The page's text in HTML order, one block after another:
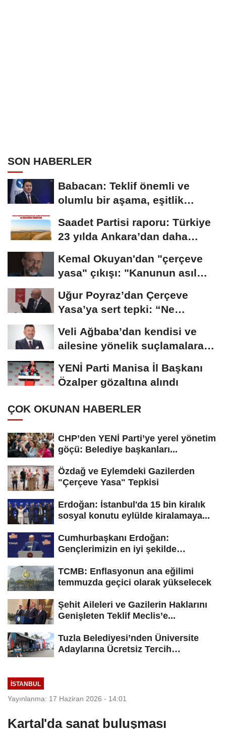
SON HABERLER
Babacan: Teklif önemli ve
olumlu bir aşama, eşitlik
Saadet Partisi raporu: Türkiye
23 yılda Ankara’dan daha
Kemal Okuyan'dan "çerçeve
yasa" çıkışı: "Kanunun asıl
Uğur Poyraz’dan Çerçeve
Yasa’ya sert tepki: “Ne
Veli Ağbaba’dan kendisi ve
ailesine yönelik suçlamalara
tepki: “Bir...
YENİ Parti Manisa İl Başkanı
Özalper gözaltına alındı
ÇOK OKUNAN HABERLER
CHP’den YENİ Parti’ye yerel yönetim
göçü: Belediye başkanları...
Özdağ ve Eylemdeki Gazilerden
"Çerçeve Yasa" Tepkisi
Erdoğan: İstanbul'da 15 bin kiralık
sosyal konutu eylülde kiralamaya...
Cumhurbaşkanı Erdoğan:
Gençlerimizin en iyi şekilde
TCMB: Enflasyonun ana eğilimi
temmuzda geçici olarak yükselecek
Şehit Aileleri ve Gazilerin Haklarını
Genişleten Teklif Meclis’e...
Tuzla Belediyesi’nden Üniversite
Adaylarına Ücretsiz Tercih
İSTANBUL
Yayınlanma: 17 Haziran 2026 - 14:01
Kartal'da sanat buluşması